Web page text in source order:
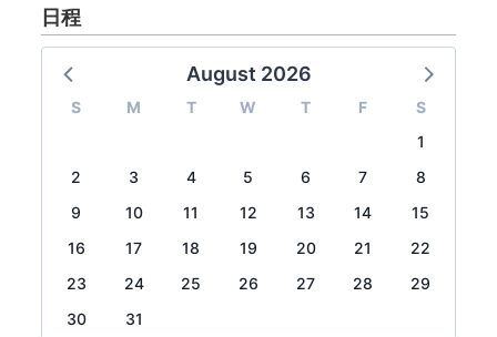
日程
August 2026
S M T W T F
S
1
2
3 4 5 6 7
8
9
10 11 12 13 14
15
16
17 18 19 20 21
22
23
24 25 26 27 28
29
30
31